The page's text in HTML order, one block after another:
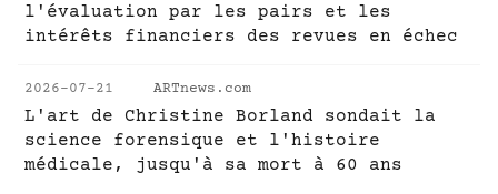
l'évaluation par les pairs et les
intérêts financiers des revues en échec
2026-07-21 ARTnews.com
L'art de Christine Borland sondait la
science forensique et l'histoire
médicale, jusqu'à sa mort à 60 ans